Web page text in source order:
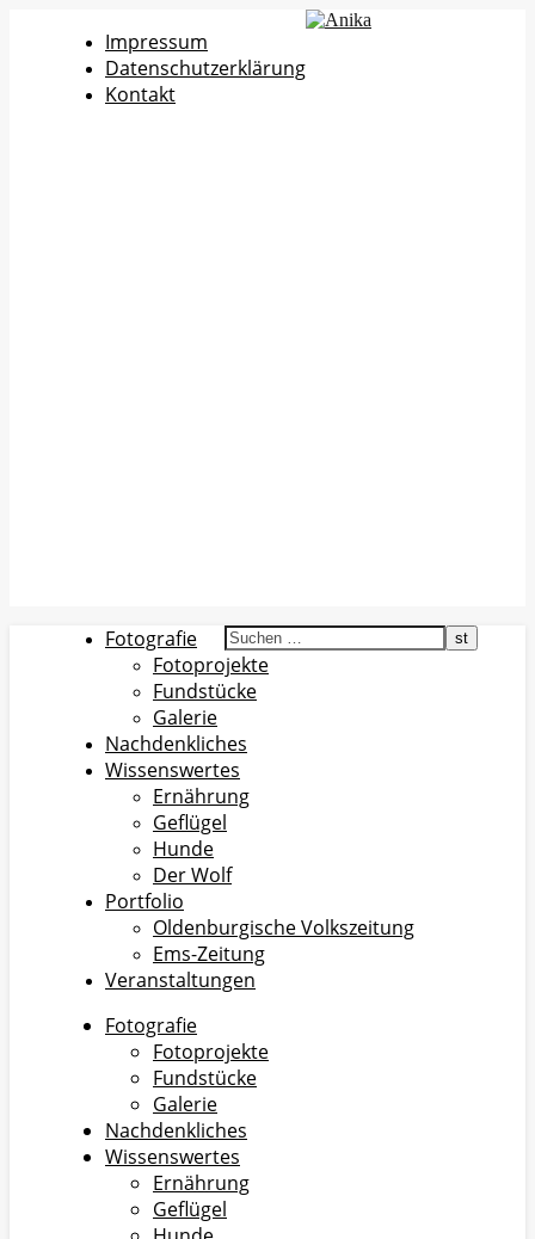
Impressum
Datenschutzerklärung
Kontakt
Fotografie
Fotoprojekte
Fundstücke
Galerie
Nachdenkliches
Wissenswertes
Ernährung
Geflügel
Hunde
Der Wolf
Portfolio
Oldenburgische Volkszeitung
Ems-Zeitung
Veranstaltungen
Fotografie
Fotoprojekte
Fundstücke
Galerie
Nachdenkliches
Wissenswertes
Ernährung
Geflügel